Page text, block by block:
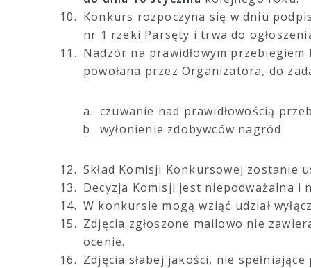
Konkurs rozpoczyna się w dniu
nr 1 rzeki Parsęty i trwa do
Nadzór na prawidłowym
powołana przez Organizatora, do
czuwanie nad prawidłowością
wyłonienie zdobywców nagród
Skład Komisji Konkursowej zostanie
Decyzja Komisji jest niepodważalna i
W konkursie mogą wziąć udział
Zdjęcia zgłoszone mailowo nie
ocenie.
Zdjęcia słabej jakości, nie